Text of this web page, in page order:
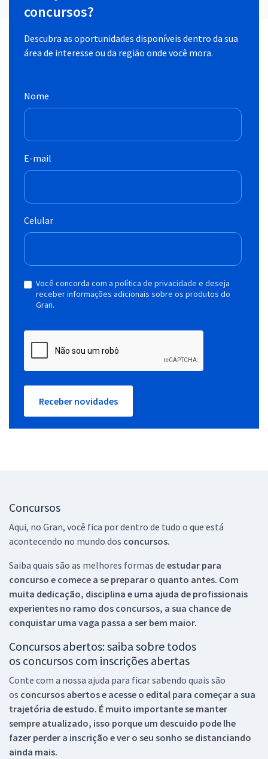
concursos?
Descubra as oportunidades disponíveis dentro da sua
área de interesse ou da região onde você mora.
Nome
E-mail
Celular
Você concorda com a política de privacidade e deseja
receber informações adicionais sobre os produtos do
Gran.
Receber novidades
Concursos
Aqui, no Gran, você fica por dentro de tudo o que está
acontecendo no mundo dos concursos.
Saiba quais são as melhores formas de estudar para
concurso e comece a se preparar o quanto antes. Com
muita dedicação, disciplina e uma ajuda de profissionais
experientes no ramo dos concursos, a sua chance de
conquistar uma vaga passa a ser bem maior.
Concursos abertos: saiba sobre todos
os concursos com inscrições abertas
Conte com a nossa ajuda para ficar sabendo quais são
os concursos abertos e acesse o edital para começar a sua
trajetória de estudo. É muito importante se manter
sempre atualizado, isso porque um descuido pode lhe
fazer perder a inscrição e ver o seu sonho se distanciando
ainda mais.